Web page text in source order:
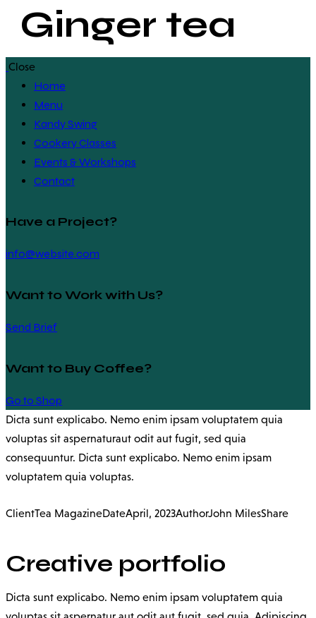
Ginger tea
Close
Home
Menu
Kandy Swing
Cookery Classes
Events & Workshops
Contact
Have a Project?
info@website.com
Want to Work with Us?
Send Brief
Want to Buy Coffee?
Go to Shop
Dicta sunt explicabo. Nemo enim ipsam voluptatem quia
voluptas sit aspernaturaut odit aut fugit, sed quia
consequuntur. Dicta sunt explicabo. Nemo enim ipsam
voluptatem quia voluptas.
ClientTea MagazineDateApril, 2023AuthorJohn MilesShare
Creative portfolio
Dicta sunt explicabo. Nemo enim ipsam voluptatem quia